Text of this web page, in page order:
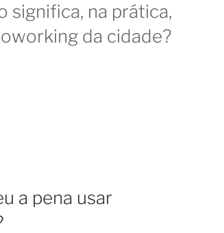
significa, na prática,
da cidade?
a pena usar